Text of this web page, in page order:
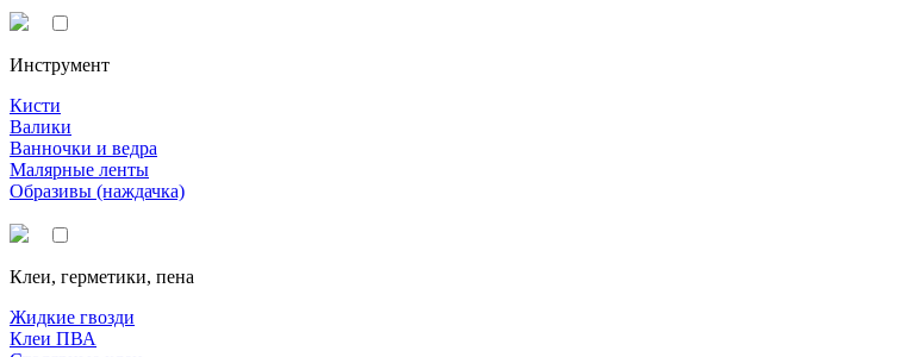
Инструмент
Кисти
Валики
Ванночки и ведра
Малярные ленты
Образивы (наждачка)
Клеи, герметики, пена
Жидкие гвозди
Клеи ПВА